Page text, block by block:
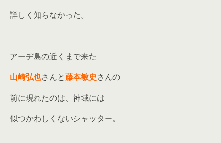
詳しく知らなかった。
アーヂ島の近くまで来た
山崎弘也さんと藤本敏史さんの
前に現れたのは、神域には
似つかわしくないシャッター。